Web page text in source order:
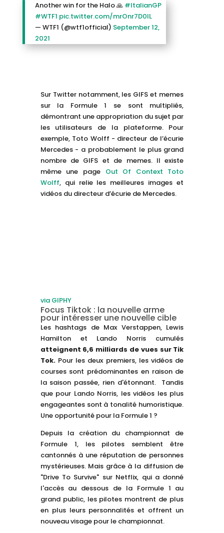
Another win for the Halo 🙏 #ItalianGP
#WTF1 pic.twitter.com/mrOnr7D0lL
— WTF1 (@wtf1official) September 12,
2021
Sur Twitter notamment, les GIFS et memes
sur la Formule 1 se sont multipliés,
démontrant une appropriation du sujet par
les utilisateurs de la plateforme. Pour
exemple, Toto Wolff - directeur de l’écurie
Mercedes - a probablement le plus grand
nombre de GIFS et de memes. Il existe
même une page Out Of Context Toto
Wolff, qui relie les meilleures images et
vidéos du directeur d’écurie de Mercedes.
via GIPHY
Focus Tiktok : la nouvelle arme
pour intéresser une nouvelle cible
Les hashtags de Max Verstappen, Lewis
Hamilton et Lando Norris cumulés
atteignent 6,6 milliards de vues sur Tik
Tok.Pour les deux premiers, les vidéos de
courses sont prédominantes en raison de
la saison passée, rien d'étonnant. Tandis
que pour Lando Norris, les vidéos les plus
engageantes sont à tonalité humoristique.
Une opportunité pour la Formule 1 ?
Depuis la création du championnat de
Formule 1, les pilotes semblent être
cantonnés à une réputation de personnes
mystérieuses. Mais grâce à la diffusion de
"Drive To Survive" sur Netflix, qui a donné
l'accès au dessous de la Formule 1 au
grand public, les pilotes montrent de plus
en plus leurs personnalités et offrent un
nouveau visage pour le championnat.